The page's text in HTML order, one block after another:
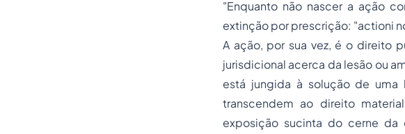
"Enquanto não nascer a ação
extinção por prescrição: "actioni
A ação, por sua vez, é o direito
jurisdicional acerca da lesão ou
está jungida à solução de
transcendem ao direito
exposição sucinta do cerne